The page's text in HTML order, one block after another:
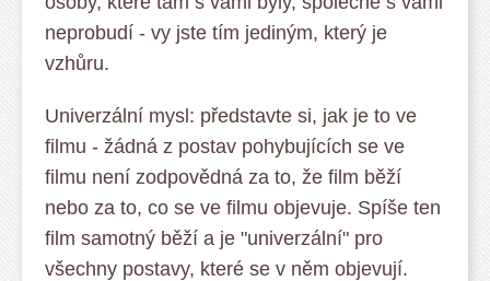
neprobudí - vy jste tím jediným, který je
vzhůru.
Univerzální mysl: představte si, jak je to ve
filmu - žádná z postav pohybujících se ve
filmu není zodpovědná za to, že film běží
nebo za to, co se ve filmu objevuje. Spíše ten
film samotný běží a je "univerzální" pro
všechny postavy, které se v něm objevují.